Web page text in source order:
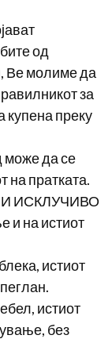
од
Ве молиме да
за
купена преку
може да се
на пратката.
И ИСКЛУЧИВО
и на истиот
истиот
истиот
без